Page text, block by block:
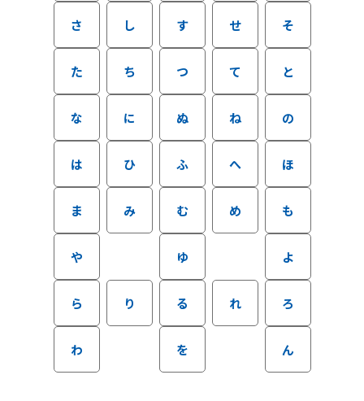
さ し す せ そ
た ち つ て と
な に ぬ ね の
は ひ ふ へ ほ
ま み む め も
や ゆ よ
ら り る れ ろ
わ を ん